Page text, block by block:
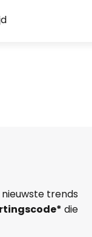
trends
die